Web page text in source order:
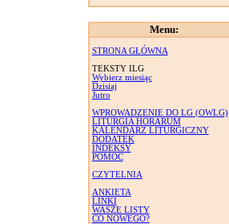
Menu:
STRONA GŁÓWNA
TEKSTY ILG
Wybierz miesiąc
Dzisiaj
Jutro
WPROWADZENIE DO LG (OWLG)
LITURGIA HORARUM
KALENDARZ LITURGICZNY
DODATEK
INDEKSY
POMOC
CZYTELNIA
ANKIETA
LINKI
WASZE LISTY
CO NOWEGO?